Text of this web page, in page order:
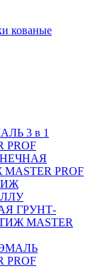
кованые
3 в 1
PROF
PROF
ГРУНТ-
MASTER
PROF